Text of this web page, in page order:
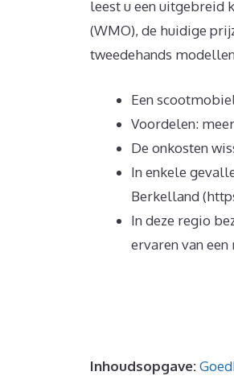
leest u een uitgebreid
(WMO), de huidige
tweedehands
Een
Voordelen:
De onkosten
In enkele
Berkelland
In deze regio
ervaren van een
Inhoudsopgave: